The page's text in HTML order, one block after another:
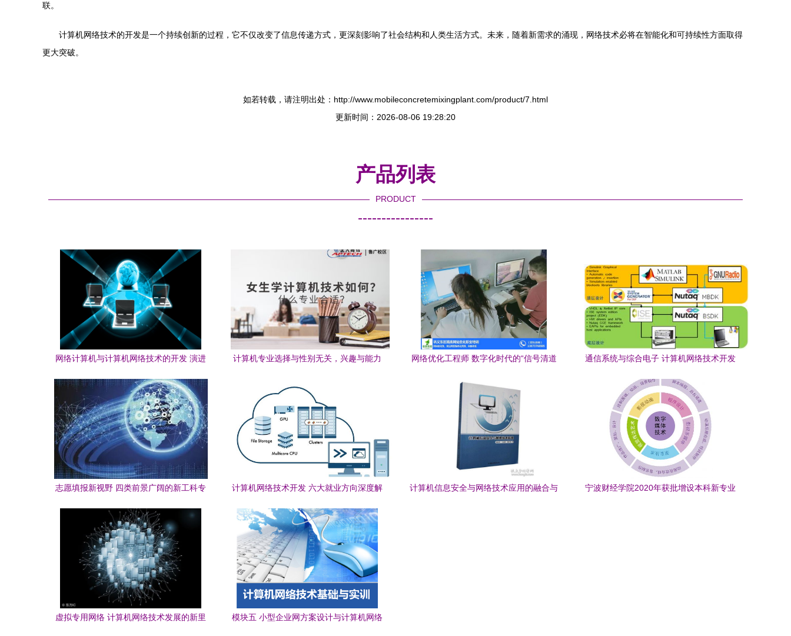
联。
计算机网络技术的开发是一个持续创新的过程，它不仅改变了信息传递方式，更深刻影响了社会结构和人类生活方式。未来，随着新需求的涌现，网络技术必将在智能化和可持续性方面取得
更大突破。
如若转载，请注明出处：http://www.mobileconcretemixingplant.com/product/7.html
更新时间：2026-08-06 19:28:20
产品列表
PRODUCT
----------------
网络计算机与计算机网络技术的开发 演进
计算机专业选择与性别无关，兴趣与能力
网络优化工程师 数字化时代的“信号清道
通信系统与综合电子 计算机网络技术开发
志愿填报新视野 四类前景广阔的新工科专
计算机网络技术开发 六大就业方向深度解
计算机信息安全与网络技术应用的融合与
宁波财经学院2020年获批增设本科新专业
虚拟专用网络 计算机网络技术发展的新里
模块五 小型企业网方案设计与计算机网络